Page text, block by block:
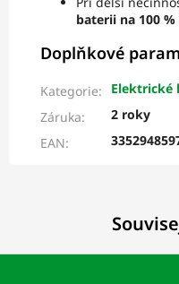
baterii na 100 %
Doplňkové
Kategorie:
Elektrické
Záruka:
2 roky
EAN:
Z